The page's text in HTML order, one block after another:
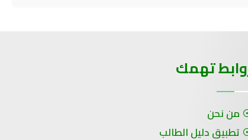
تهمك
من نحن
تطبيق دليل الطالب